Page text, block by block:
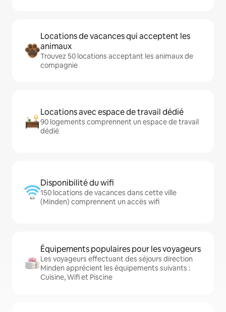
Locations de vacances qui acceptent les
animaux
Trouvez 50 locations acceptant les animaux de
compagnie
Locations avec espace de travail dédié
90 logements comprennent un espace de travail
dédié
Disponibilité du wifi
150 locations de vacances dans cette ville
(Minden) comprennent un accès wifi
Équipements populaires pour les voyageurs
Les voyageurs effectuant des séjours direction
Minden apprécient les équipements suivants :
Cuisine, Wifi et Piscine